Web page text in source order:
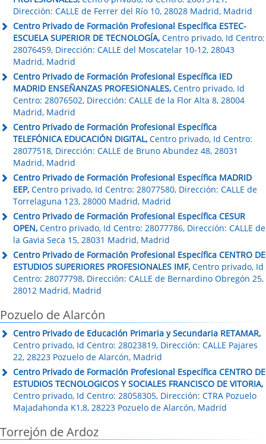
Dirección: CALLE de Ferrer del Río 10, 28028 Madrid, Madrid
Centro Privado de Formación Profesional Específica ESTEC-
ESCUELA SUPERIOR DE TECNOLOGÍA, Centro privado, Id Centro:
28076459, Dirección: CALLE del Moscatelar 10-12, 28043
Madrid, Madrid
Centro Privado de Formación Profesional Específica IED
MADRID ENSEÑANZAS PROFESIONALES, Centro privado, Id
Centro: 28076502, Dirección: CALLE de la Flor Alta 8, 28004
Madrid, Madrid
Centro Privado de Formación Profesional Específica
TELEFÓNICA EDUCACIÓN DIGITAL, Centro privado, Id Centro:
28077518, Dirección: CALLE de Bruno Abundez 48, 28031
Madrid, Madrid
Centro Privado de Formación Profesional Específica MADRID
EEP, Centro privado, Id Centro: 28077580, Dirección: CALLE de
Torrelaguna 123, 28000 Madrid, Madrid
Centro Privado de Formación Profesional Específica CESUR
OPEN, Centro privado, Id Centro: 28077786, Dirección: CALLE de
la Gavia Seca 15, 28031 Madrid, Madrid
Centro Privado de Formación Profesional Específica CENTRO DE
ESTUDIOS SUPERIORES PROFESIONALES IMF, Centro privado, Id
Centro: 28077798, Dirección: CALLE de Bernardino Obregón 25,
28012 Madrid, Madrid
Pozuelo de Alarcón
Centro Privado de Educación Primaria y Secundaria RETAMAR,
Centro privado, Id Centro: 28023819, Dirección: CALLE Pajares
22, 28223 Pozuelo de Alarcón, Madrid
Centro Privado de Formación Profesional Específica CENTRO DE
ESTUDIOS TECNOLOGICOS Y SOCIALES FRANCISCO DE VITORIA,
Centro privado, Id Centro: 28058305, Dirección: CTRA Pozuelo
Majadahonda K1,8, 28223 Pozuelo de Alarcón, Madrid
Torrejón de Ardoz